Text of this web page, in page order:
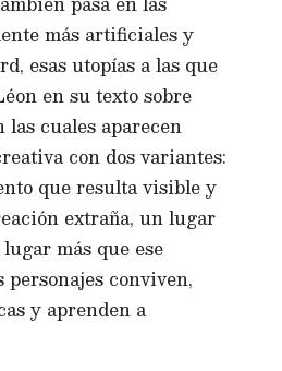
más artificiales y
esas utopías a las que
en su texto sobre
las cuales aparecen
con dos variantes:
que resulta visible y
extraña, un lugar
más que ese
personajes conviven,
y aprenden a